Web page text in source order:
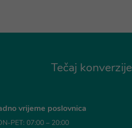
Tečaj konverzije
vrijeme poslovnica
PET: 07:00 – 20:00